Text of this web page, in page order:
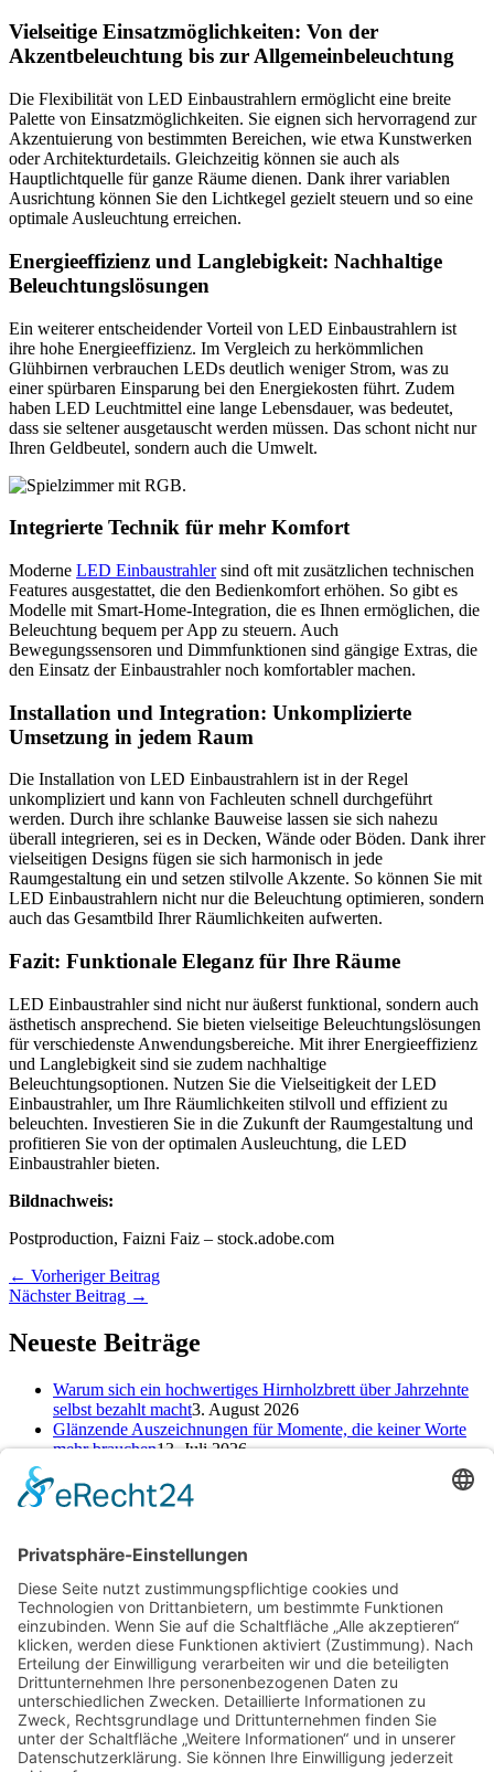
Vielseitige Einsatzmöglichkeiten: Von der
Akzentbeleuchtung bis zur Allgemeinbeleuchtung
Die Flexibilität von LED Einbaustrahlern ermöglicht eine breite
Palette von Einsatzmöglichkeiten. Sie eignen sich hervorragend zur
Akzentuierung von bestimmten Bereichen, wie etwa Kunstwerken
oder Architekturdetails. Gleichzeitig können sie auch als
Hauptlichtquelle für ganze Räume dienen. Dank ihrer variablen
Ausrichtung können Sie den Lichtkegel gezielt steuern und so eine
optimale Ausleuchtung erreichen.
Energieeffizienz und Langlebigkeit: Nachhaltige
Beleuchtungslösungen
Ein weiterer entscheidender Vorteil von LED Einbaustrahlern ist
ihre hohe Energieeffizienz. Im Vergleich zu herkömmlichen
Glühbirnen verbrauchen LEDs deutlich weniger Strom, was zu
einer spürbaren Einsparung bei den Energiekosten führt. Zudem
haben LED Leuchtmittel eine lange Lebensdauer, was bedeutet,
dass sie seltener ausgetauscht werden müssen. Das schont nicht nur
Ihren Geldbeutel, sondern auch die Umwelt.
Integrierte Technik für mehr Komfort
Moderne LED Einbaustrahlersind oft mit zusätzlichen technischen
Features ausgestattet, die den Bedienkomfort erhöhen. So gibt es
Modelle mit Smart-Home-Integration, die es Ihnen ermöglichen, die
Beleuchtung bequem per App zu steuern. Auch
Bewegungssensoren und Dimmfunktionen sind gängige Extras, die
den Einsatz der Einbaustrahler noch komfortabler machen.
Installation und Integration: Unkomplizierte
Umsetzung in jedem Raum
Die Installation von LED Einbaustrahlern ist in der Regel
unkompliziert und kann von Fachleuten schnell durchgeführt
werden. Durch ihre schlanke Bauweise lassen sie sich nahezu
überall integrieren, sei es in Decken, Wände oder Böden. Dank ihrer
vielseitigen Designs fügen sie sich harmonisch in jede
Raumgestaltung ein und setzen stilvolle Akzente. So können Sie mit
LED Einbaustrahlern nicht nur die Beleuchtung optimieren, sondern
auch das Gesamtbild Ihrer Räumlichkeiten aufwerten.
Fazit: Funktionale Eleganz für Ihre Räume
LED Einbaustrahler sind nicht nur äußerst funktional, sondern auch
ästhetisch ansprechend. Sie bieten vielseitige Beleuchtungslösungen
für verschiedenste Anwendungsbereiche. Mit ihrer Energieeffizienz
und Langlebigkeit sind sie zudem nachhaltige
Beleuchtungsoptionen. Nutzen Sie die Vielseitigkeit der LED
Einbaustrahler, um Ihre Räumlichkeiten stilvoll und effizient zu
beleuchten. Investieren Sie in die Zukunft der Raumgestaltung und
profitieren Sie von der optimalen Ausleuchtung, die LED
Einbaustrahler bieten.
Bildnachweis:
Postproduction, Faizni Faiz – stock.adobe.com
← Vorheriger Beitrag
Nächster Beitrag →
Neueste Beiträge
Warum sich ein hochwertiges Hirnholzbrett über Jahrzehnte
selbst bezahlt macht3. August 2026
Glänzende Auszeichnungen für Momente, die keiner Worte
mehr brauchen13. Juli 2026
starten25. Juni 2026
Kategorien
Schlagwörter
Baufinanzierung Beratung Beruf cbd online kaufen Einsparungen Erfahrung
Finanzen Hautpflege Kamin Kinder Konto Kredit Motivation Ofen Pool
Reinigungsdienst Reise Renovierung Rückgabe Selbst machen Selbstständigkeit
Sparen Sparen im Alltag Sparfuchs Sparkonto Tagesgeld Taschengeld Umtausch